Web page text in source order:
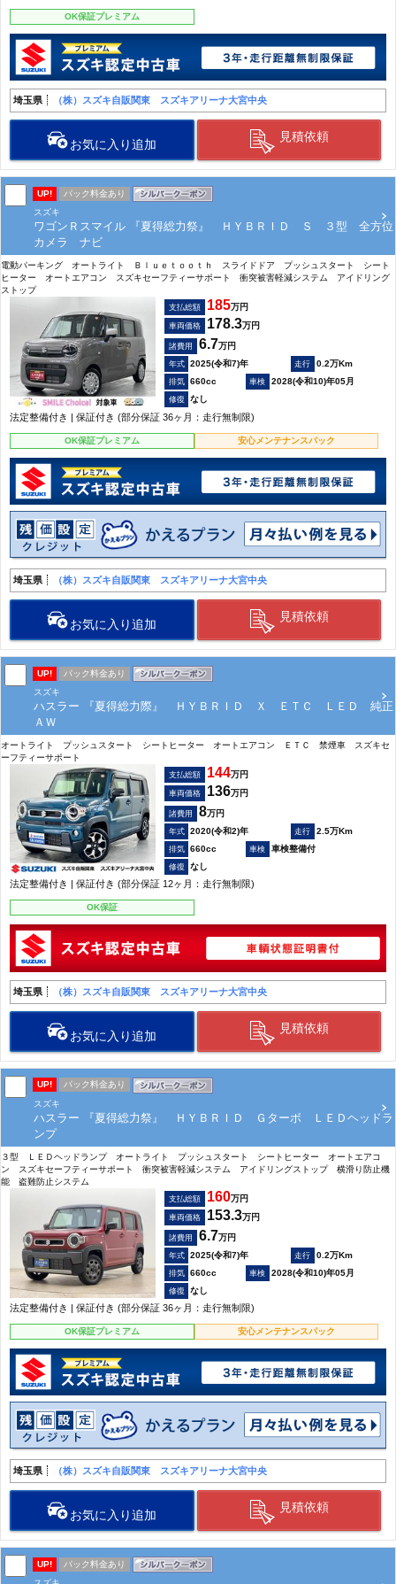
OK保証プレミアム
埼玉県 （株）スズキ自販関東 スズキアリーナ大宮中央
お気に入り追加
見積依頼
UP!
パック料金あり
スズキ
ワゴンＲスマイル 『夏得総力祭』 ＨＹＢＲＩＤ Ｓ ３型 全方位
カメラ ナビ
電動パーキング オートライト Ｂｌｕｅｔｏｏｔｈ スライドドア プッシュスタート シート
ヒーター オートエアコン スズキセーフティーサポート 衝突被害軽減システム アイドリング
ストップ
支払総額 185万円
車両価格 178.3万円
諸費用 6.7万円
2025(令和7)年
0.2万Km
660cc
2028(令和10)年05月
なし
法定整備付き | 保証付き (部分保証 36ヶ月：走行無制限)
OK保証プレミアム 安心メンテナンスパック
埼玉県 （株）スズキ自販関東 スズキアリーナ大宮中央
お気に入り追加
見積依頼
UP!
パック料金あり
スズキ
ハスラー 『夏得総力際』 ＨＹＢＲＩＤ Ｘ ＥＴＣ ＬＥＤ 純正
ＡＷ
オートライト プッシュスタート シートヒーター オートエアコン ＥＴＣ 禁煙車 スズキセ
ーフティーサポート
支払総額 144万円
車両価格 136万円
諸費用 8万円
2020(令和2)年
2.5万Km
660cc
車検整備付
なし
法定整備付き | 保証付き (部分保証 12ヶ月：走行無制限)
OK保証
埼玉県 （株）スズキ自販関東 スズキアリーナ大宮中央
お気に入り追加
見積依頼
UP!
パック料金あり
スズキ
ハスラー 『夏得総力祭』 ＨＹＢＲＩＤ Ｇターボ ＬＥＤヘッドラ
ンプ
３型 ＬＥＤヘッドランプ オートライト プッシュスタート シートヒーター オートエアコ
ン スズキセーフティーサポート 衝突被害軽減システム アイドリングストップ 横滑り防止機
能 盗難防止システム
支払総額 160万円
車両価格 153.3万円
諸費用 6.7万円
2025(令和7)年
0.2万Km
660cc
2028(令和10)年05月
なし
法定整備付き | 保証付き (部分保証 36ヶ月：走行無制限)
OK保証プレミアム 安心メンテナンスパック
埼玉県 （株）スズキ自販関東 スズキアリーナ大宮中央
お気に入り追加
見積依頼
UP!
パック料金あり